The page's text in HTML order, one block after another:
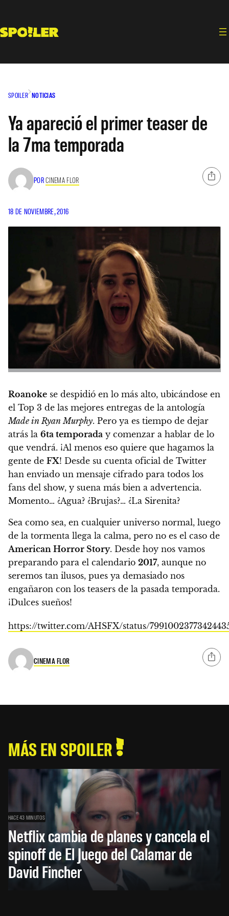
contenido
SPOILER NOTICIAS
Ya apareció el primer teaser de
la 7ma temporada
PORCINEMA FLOR
18 DE NOVIEMBRE, 2016
Roanoke se despidió en lo más alto, ubicándose en
el Top 3 de las mejores entregas de la antología
Made in Ryan Murphy. Pero ya es tiempo de dejar
atrás la 6ta temporada y comenzar a hablar de lo
que vendrá. ¡Al menos eso quiere que hagamos la
gente de FX! Desde su cuenta oficial de Twitter
han enviado un mensaje cifrado para todos los
fans del show, y suena más bien a advertencia.
Momento… ¿Agua? ¿Brujas?… ¿La Sirenita?
Sea como sea, en cualquier universo normal, luego
de la tormenta llega la calma, pero no es el caso de
American Horror Story. Desde hoy nos vamos
preparando para el calendario 2017, aunque no
seremos tan ilusos, pues ya demasiado nos
engañaron con los teasers de la pasada temporada.
¡Dulces sueños!
https://twitter.com/AHSFX/status/
CINEMA FLOR
MÁS EN SPOILER
HACE 43 MINUTOS
Netflix cambia de planes y cancela el
spinoff de El Juego del Calamar de
David Fincher